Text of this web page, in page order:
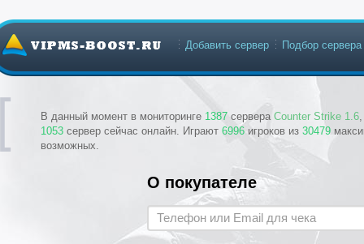
В данный момент в мониторинге 1387 сервера Counter Strike 1.6
1053 сервер сейчас онлайн. Играют 6996 игроков из 30479
возможных.
Добавить сервер Подбор сервера
О покупателе